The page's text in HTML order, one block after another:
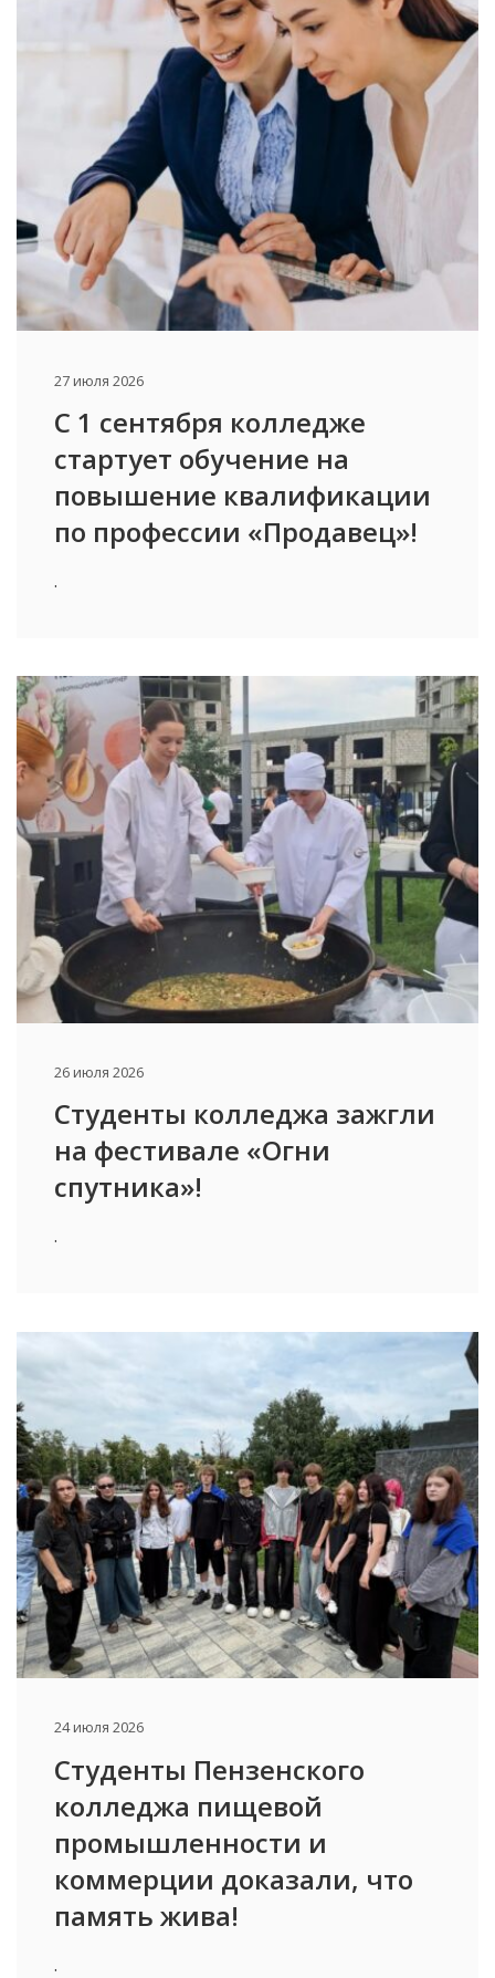
27 июля 2026
С 1 сентября колледже
стартует обучение на
повышение квалификации
по профессии «Продавец»!
.
26 июля 2026
Студенты колледжа зажгли
на фестивале «Огни
спутника»!
.
24 июля 2026
Студенты Пензенского
колледжа пищевой
промышленности и
коммерции доказали, что
память жива!
.